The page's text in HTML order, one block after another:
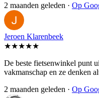
2 maanden geleden · Op
Jeroen Klarenbeek
★★★★★
De beste fietsenwinkel punt
vakmanschap en ze denken
2 maanden geleden · Op